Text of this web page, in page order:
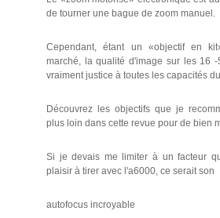
de tourner une bague de zoom manuel.
Cependant, étant un «objectif en
marché, la qualité d'image sur les 16
vraiment justice à toutes les capacités
Découvrez les objectifs que je
plus loin dans cette revue pour de bien
Si je devais me limiter à un facteur
plaisir à tirer avec l'a6000, ce serait son
autofocus incroyable